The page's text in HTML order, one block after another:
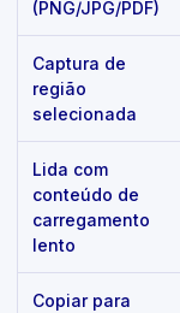
(PNG/JPG/PDF)
Captura de
região
selecionada
Lida com
conteúdo de
carregamento
lento
Copiar para